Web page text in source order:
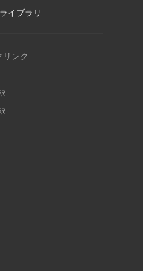
イブラリ
リンク